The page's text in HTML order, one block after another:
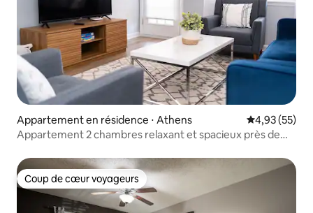
Appartement en résidence ⋅ Athens Évaluation
4,93 (55)
Appartement 2 chambres relaxant et spacieux près de
Coup de cœur voyageurs
Coup de cœur voyageurs